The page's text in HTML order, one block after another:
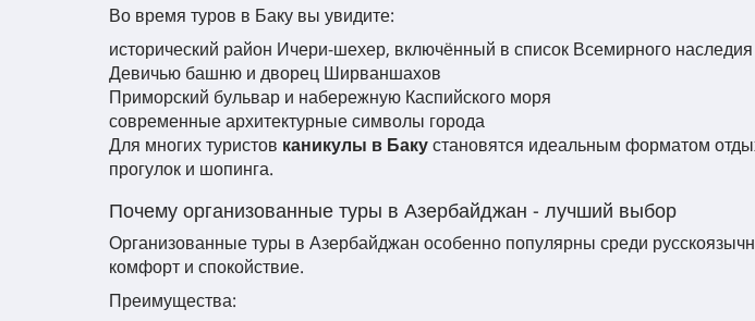
Во время туров в Баку вы увидите:
исторический район Ичери-шехер, включённый в список Всемирного наследия
Девичью башню и дворец Ширваншахов
Приморский бульвар и набережную Каспийского моря
современные архитектурные символы города
Для многих туристов каникулы в Бакустановятся идеальным форматом
прогулок и шопинга.
Почему организованные туры в Азербайджан - лучший выбор
Организованные туры в Азербайджан особенно популярны среди
комфорт и спокойствие.
Преимущества: